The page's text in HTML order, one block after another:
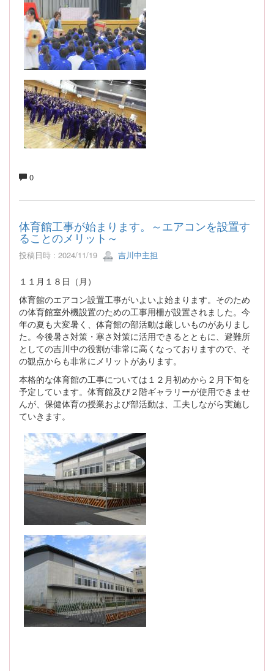
0
体育館工事が始まります。～エアコンを設置す
ることのメリット～
投稿日時 : 2024/11/19 吉川中主担
１１月１８日（月）
体育館のエアコン設置工事がいよいよ始まります。そのため
の体育館室外機設置のための工事用柵が設置されました。今
年の夏も大変暑く、体育館の部活動は厳しいものがありまし
た。今後暑さ対策・寒さ対策に活用できるとともに、避難所
としての吉川中の役割が非常に高くなっておりますので、そ
の観点からも非常にメリットがあります。
本格的な体育館の工事については１２月初めから２月下旬を
予定しています。体育館及び２階ギャラリーが使用できませ
んが、保健体育の授業および部活動は、工夫しながら実施し
ていきます。